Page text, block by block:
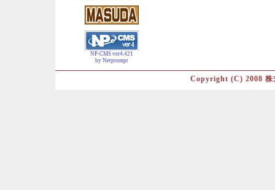
NP-CMS ver4.421
by Netprompt
Copyright (C) 2008